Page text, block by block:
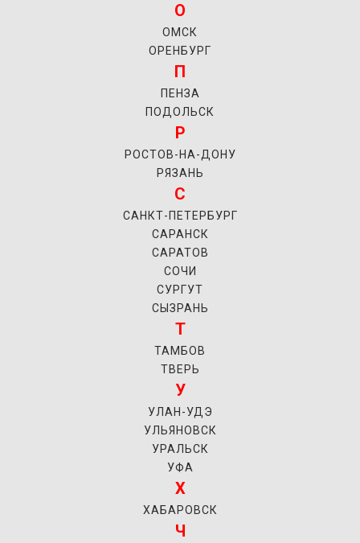
О
ОМСК
ОРЕНБУРГ
П
ПЕНЗА
ПОДОЛЬСК
Р
РОСТОВ-НА-ДОНУ
РЯЗАНЬ
С
САНКТ-ПЕТЕРБУРГ
САРАНСК
САРАТОВ
СОЧИ
СУРГУТ
СЫЗРАНЬ
Т
ТАМБОВ
ТВЕРЬ
У
УЛАН-УДЭ
УЛЬЯНОВСК
УРАЛЬСК
УФА
Х
ХАБАРОВСК
Ч